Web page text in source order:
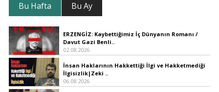
Bu Hafta Bu Ay
ERZENGİZ: Kaybettiğimiz İç Dünyanın Romanı /
Davut Gazi Benli..
02.08.2026
İnsan Haklarının Hakkettiği İlgi ve Hakketmediği
İlgisizlik|Zeki ..
06.08.2026